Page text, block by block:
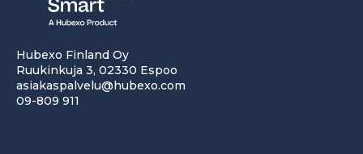
Hubexo Finland Oy
Ruukinkuja 3, 02330 Espoo
asiakaspalvelu@hubexo.com
09-809 911